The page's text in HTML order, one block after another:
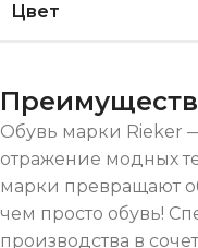
Цвет
Обувь марки Rieker
отражение модных
марки превращают
чем просто обувь!
производства в